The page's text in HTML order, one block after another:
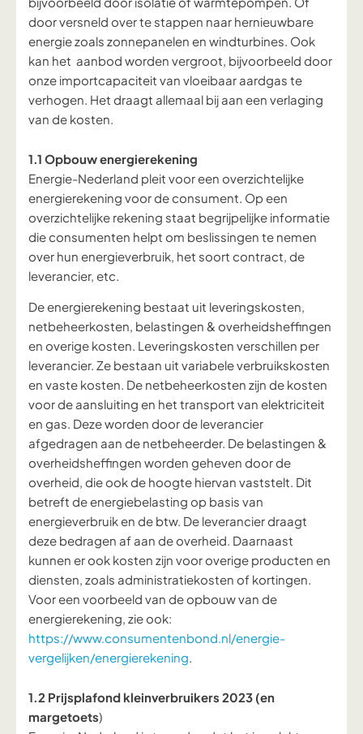
door versneld over te stappen naar hernieuwbare
energie zoals zonnepanelen en windturbines. Ook
kan het aanbod worden vergroot, bijvoorbeeld door
onze importcapaciteit van vloeibaar aardgas te
verhogen. Het draagt allemaal bij aan een verlaging
van de kosten.
1.1 Opbouw energierekening
Energie-Nederland pleit vooreen overzichtelijke
energierekening voor de consument. Op een
overzichtelijke rekening staat begrijpelijke informatie
die consumenten helpt om beslissingen te nemen
over hun energieverbruik, het soort contract, de
leverancier, etc.
De energierekening bestaat uit leveringskosten,
netbeheerkosten, belastingen & overheidsheffingen
en overige kosten. Leveringskosten verschillen per
leverancier. Ze bestaan uit variabeleverbruikskosten
en vaste kosten. De netbeheerkosten zijn de kosten
voor de aansluiting en het transport van elektriciteit
en gas. Deze worden door de leverancier
afgedragen aan de netbeheerder. De belastingen &
overheidsheffingen worden geheven door de
overheid, die ook de hoogte hiervan vaststelt. Dit
betreft de energiebelasting op basis van
energieverbruiken de btw. De leverancier draagt
deze bedragen af aan de overheid. Daarnaast
kunnen er ook kosten zijn voor overige producten en
diensten, zoals administratiekosten of kortingen.
Voor een voorbeeld van de opbouwvan de
energierekening, zie ook:
https://www.consumentenbond.nl/energie-
vergelijken/energierekening.
1.2 Prijsplafond kleinverbruikers 2023 (en
margetoets)